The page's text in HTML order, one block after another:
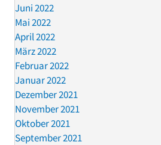
Juni 2022
Mai 2022
April 2022
März 2022
Februar 2022
Januar 2022
Dezember 2021
November 2021
Oktober 2021
September 2021